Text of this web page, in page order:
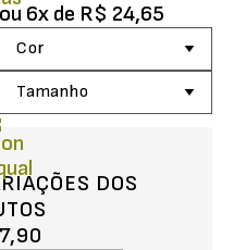
ou 6x de R$ 24,65
DOS